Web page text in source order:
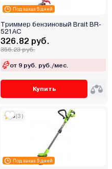
Под заказ 5 дней
Триммер бензиновый Brait BR-
521AC
326.82 руб.
356.23 руб.
от 9 руб. руб./мес.
Купить
Под заказ 5 дней
5(3)